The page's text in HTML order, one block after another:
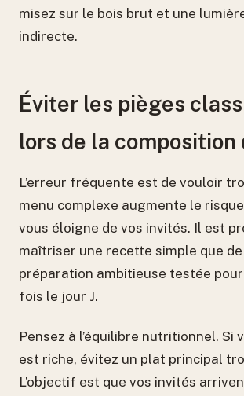
misez sur le bois brut et une
indirecte.
Éviter les pièges
lors de la composition
L’erreur fréquente est de vouloir
menu complexe augmente le
vous éloigne de vos invités. Il est
maîtriser une recette simple que
préparation ambitieuse testée
fois le jour J.
Pensez à l’équilibre nutritionnel. Si
est riche, évitez un plat principal
L’objectif est que vos invités